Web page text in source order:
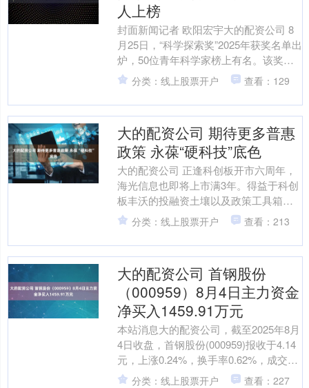
人上榜
封面新闻记者 欧阳宏宇大的配资公司 8
月25日，“科学探索奖”2025年获奖名单出
炉，50位青年科学家榜上有名。该奖项
面向基础科学和前沿技术领域，获奖者
每人将在....
分类：线上股票开户 查看：129
大的配资公司 期待更多普惠
政策 永葆“硬科技”底色
大的配资公司 正逢科创板开市六周年，
海光信息也即将上市满3年。得益于科创
板丰沃的投融资土壤以及政策工具箱，
海光信息近年来不断在公司治理能力、
创新能力、竞争能力和....
分类：线上股票开户 查看：213
大的配资公司 首钢股份
（000959）8月4日主力资金
净买入1459.91万元
本站消息大的配资公司，截至2025年8月
4日收盘，首钢股份(000959)报收于4.14
元，上涨0.24%，换手率0.62%，成交量
40.09万手，成交额1.6....
分类：线上股票开户 查看：227